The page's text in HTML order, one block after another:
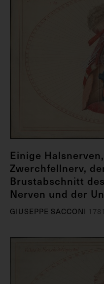
Einige
Zwerchfellnerv,
Brustabschnitt
Nerven und der
GIUSEPPE SACCONI